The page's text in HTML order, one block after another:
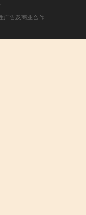
广告及商业合作